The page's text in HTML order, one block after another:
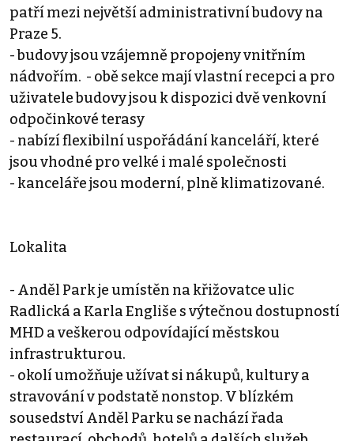
patří mezi největší administrativní budovy na
Praze 5.
- budovy jsou vzájemně propojeny vnitřním
nádvořím. - obě sekce mají vlastní recepci a pro
uživatele budovy jsou k dispozici dvě venkovní
odpočinkové terasy
- nabízí flexibilní uspořádání kanceláří, které
jsou vhodné pro velké i malé společnosti
- kanceláře jsou moderní, plně klimatizované.
Lokalita
- Anděl Park je umístěn na křižovatce ulic
Radlická a Karla Engliše s výtečnou dostupností
MHD a veškerou odpovídající městskou
infrastrukturou.
- okolí umožňuje užívat si nákupů, kultury a
stravování v podstatě nonstop. V blízkém
sousedství Anděl Parku se nachází řada